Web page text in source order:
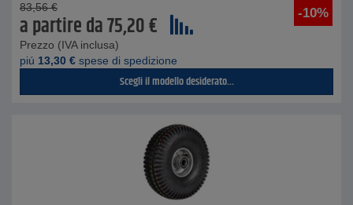
-10%
83,56 €
a partire da75,20€
Prezzo (IVA inclusa)
piú 13,30 € spese di spedizione
Scegli il modello desiderato...